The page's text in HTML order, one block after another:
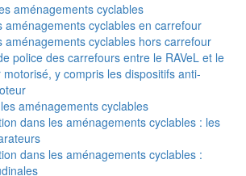
aménagements cyclables
aménagements cyclables en carrefour
aménagements cyclables hors carrefour
police des carrefours entre le RAVeL et le
y compris les dispositifs anti-
aménagements cyclables
dans les aménagements cyclables : les
dans les aménagements cyclables :